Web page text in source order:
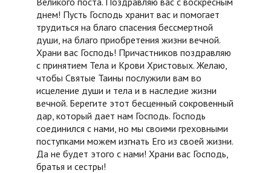
днем! Пусть Господь хранит вас и помогает
трудиться на благо спасения бессмертной
души, на благо приобретения жизни вечной.
Храни вас Господь! Причастников поздравляю
с принятием Тела и Крови Христовых. Желаю,
чтобы Святые Таины послужили вам во
исцеление души и тела и в наследие жизни
вечной. Берегите этот бесценный сокровенный
дар, который дает нам Господь. Господь
соединился с нами, но мы своими греховными
поступками можем изгнать Его из своей жизни.
Да не будет этого с нами! Храни вас Господь,
братья и сестры!